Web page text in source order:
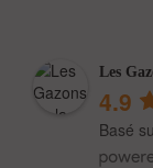
Les
4.9
Basé